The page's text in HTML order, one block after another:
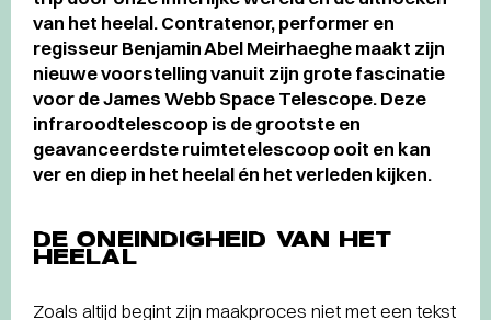
van het heelal. Contra­tenor, performer en
regisseur Benjamin Abel Meirhaeghe maakt zijn
nieuwe voorstelling vanuit zijn grote fascinatie
voor de James Webb Space Telescope. Deze
infraroodtelescoop is de grootste en
geavanceerdste ruimtetelescoop ooit en kan
ver en diep in het heelal én het verleden kijken.
DE ONEINDIGHEID VAN HET
HEELAL
Zoals altijd begint zijn maakproces niet met een tekst